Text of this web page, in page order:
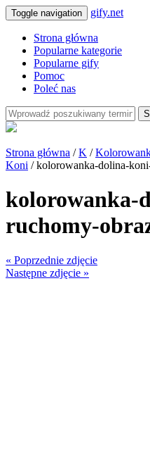
Toggle navigation gify.net
Strona główna
Popularne kategorie
Popularne gify
Pomoc
Poleć nas
Strona główna /K /
Koni / kolorowanka-dolina-
kolorowanka-
ruchomy-
« Poprzednie zdjęcie
Następne zdjęcie »